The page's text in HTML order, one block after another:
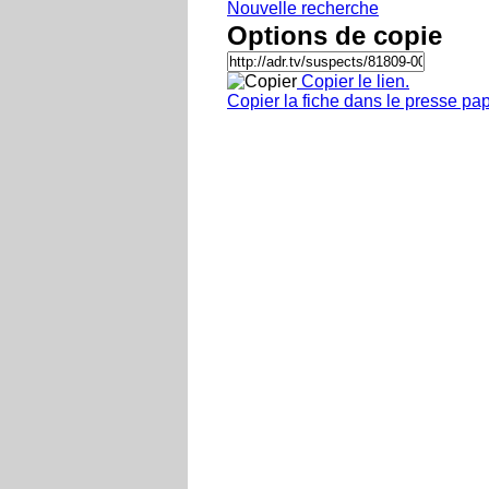
Nouvelle recherche
Options de copie
Copier le lien.
Copier la fiche dans le presse